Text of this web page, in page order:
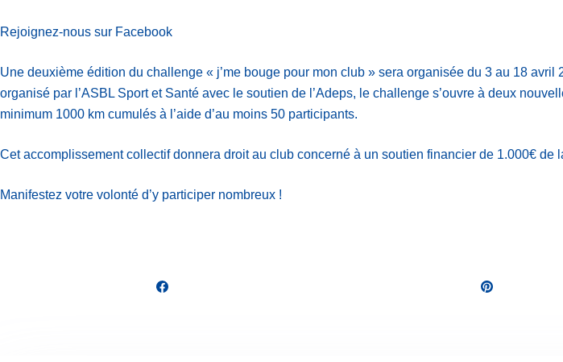
Rejoignez-nous sur Facebook
Une deuxième édition du challenge « j’me bouge pour mon club » sera organisée du 3 au 18
organisé par l’ASBL Sport et Santé avec le soutien de l’Adeps, le challenge s’ouvre à deux
minimum 1000 km cumulés à l’aide d’au moins 50 participants.
Cet accomplissement collectif donnera droit au club concerné à un soutien financier de 1.000€ de
Manifestez votre volonté d’y participer nombreux !